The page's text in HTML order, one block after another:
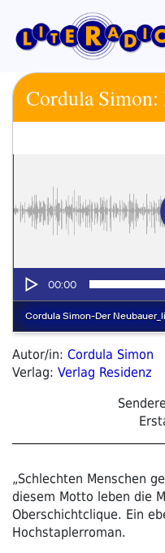
Inhalt
springen
Cordula Simon:
Autor/in: Cordula Simon
Verlag: Verlag Residenz
„Schlechten Menschen
diesem Motto leben die
Oberschichtclique. Ein
Hochstaplerroman.